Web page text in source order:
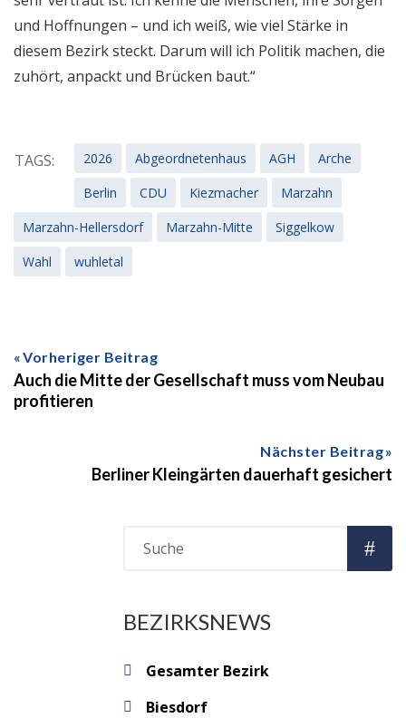
und Hoffnungen – und ich weiß, wie viel Stärke in
diesem Bezirk steckt. Darum will ich Politik machen, die
zuhört, anpackt und Brücken baut.“
TAGS: 2026 Abgeordnetenhaus AGH
Arche
Berlin
CDU Kiezmacher
Marzahn
Marzahn-Hellersdorf
Marzahn-Mitte
Siggelkow
Wahl
wuhletal
Vorheriger Beitrag
Auch die Mitte der Gesellschaft muss vom Neubau
profitieren
Nächster Beitrag
Berliner Kleingärten dauerhaft gesichert
BEZIRKSNEWS
Gesamter Bezirk
Biesdorf